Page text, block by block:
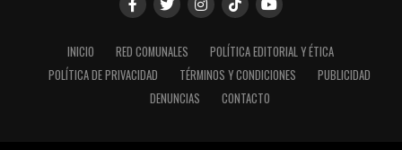
INICIO RED COMUNALES
POLÍTICA EDITORIAL Y ÉTICA
POLÍTICA DE PRIVACIDAD
TÉRMINOS Y CONDICIONES
PUBLICIDAD
DENUNCIAS
CONTACTO